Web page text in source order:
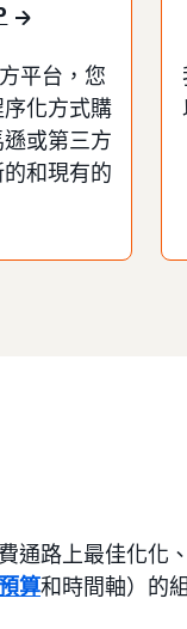
平台，您
化方式購
或第三方
和現有的
通路上最佳化化
算和時間軸）的